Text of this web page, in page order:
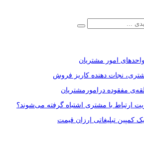
امور مشتریان
نجات دهنده کاریز فروش
مفقوده درامورمشتریان
ارتباط با مشتری اشتباه گرفته می‌شوند؟